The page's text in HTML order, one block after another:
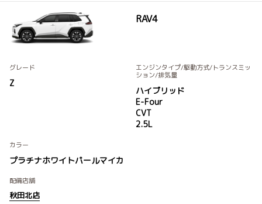
RAV4
グレード
Z
エンジンタイプ/駆動方式/トランスミッ
ション/排気量
ハイブリッド
E-Four
CVT
2.5L
カラー
プラチナホワイトパールマイカ
配備店舗
秋田北店